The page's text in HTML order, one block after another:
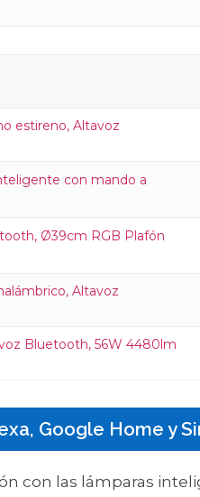
estireno, Altavoz
con mando a
Ø39cm RGB Plafón
Altavoz
Bluetooth, 56W 4480lm
Google Home y
con las lámparas